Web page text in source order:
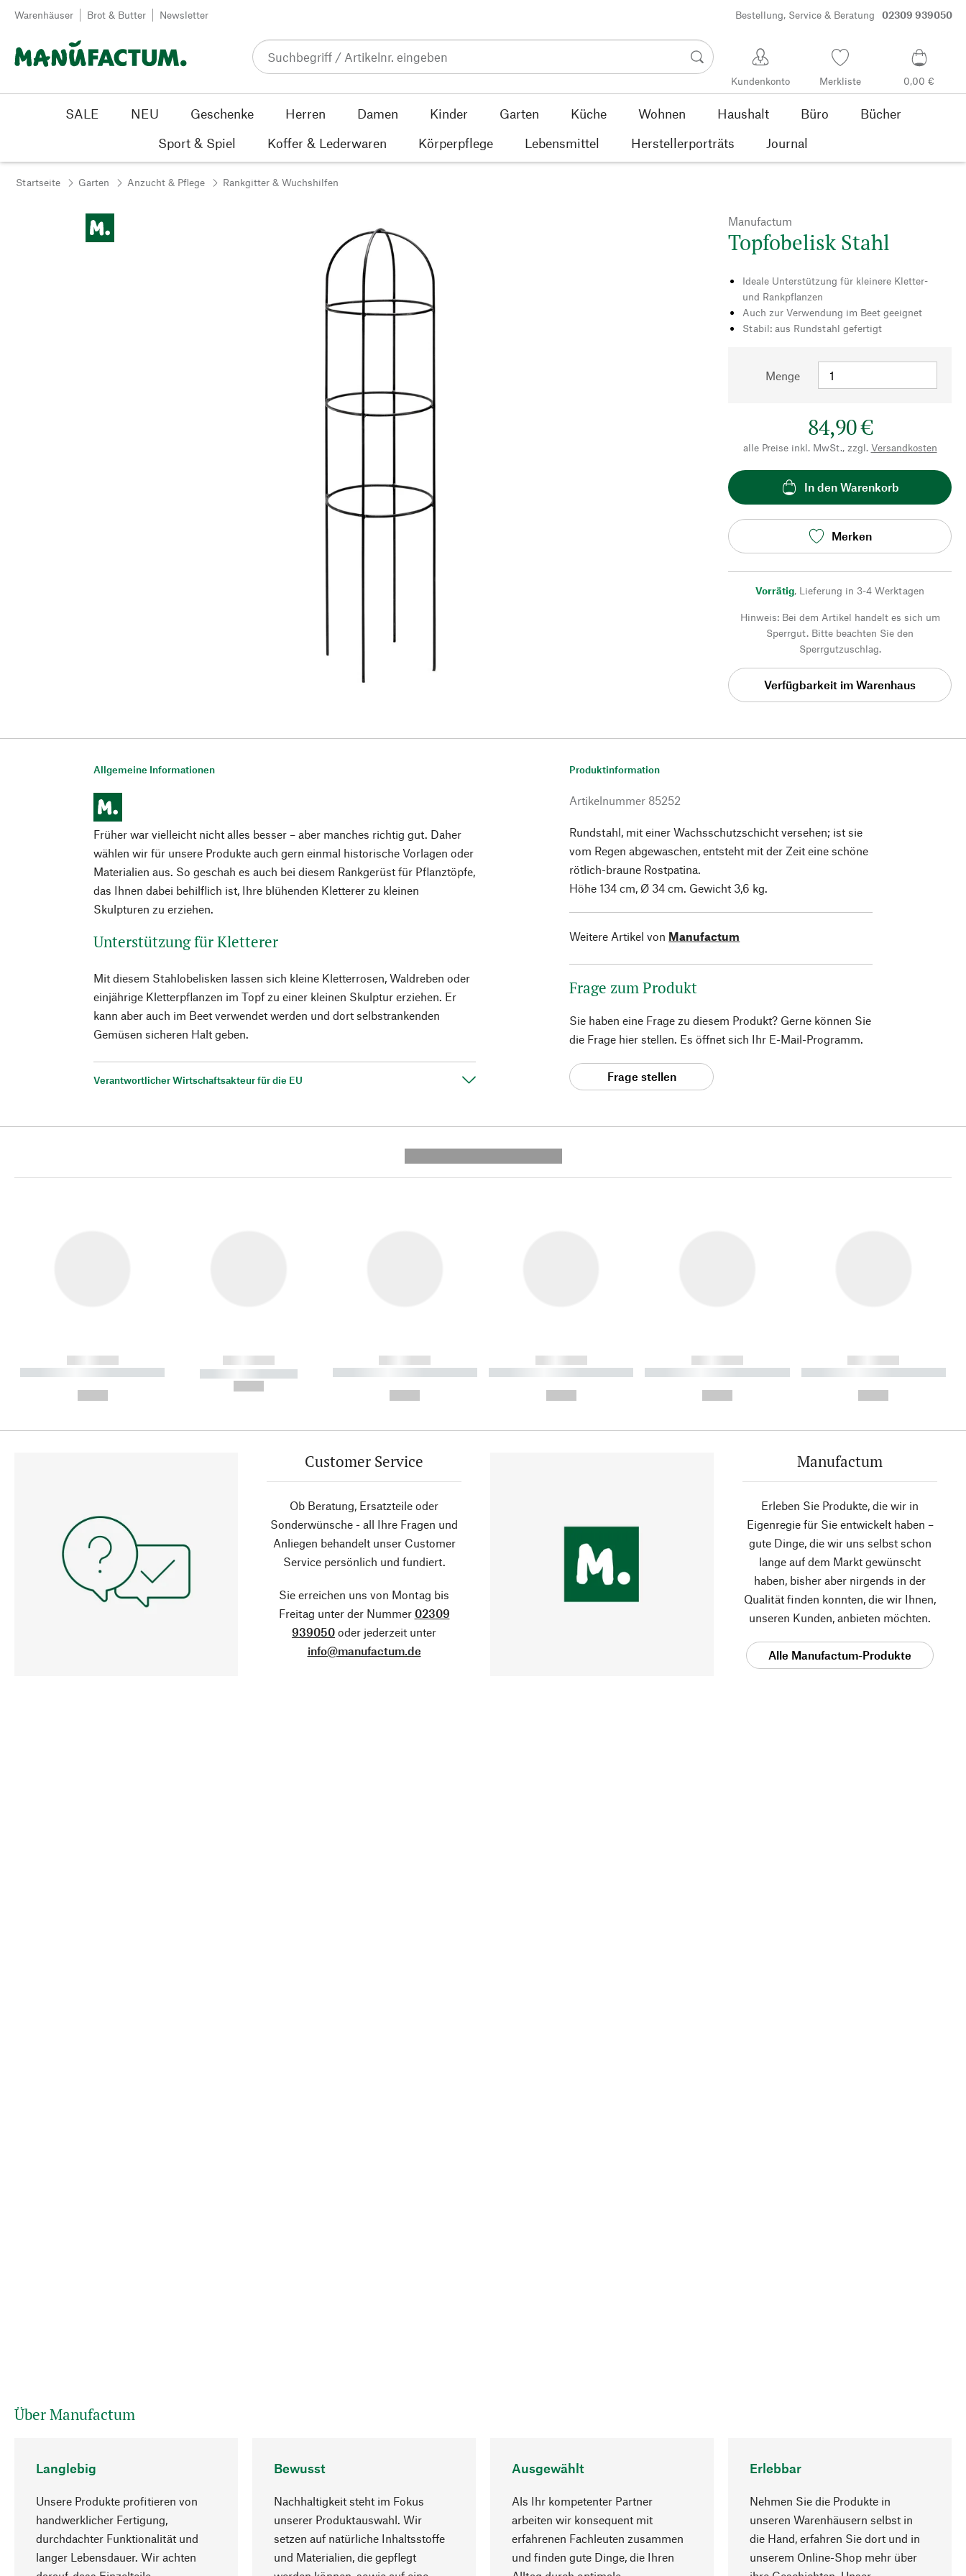
Zum Inhalt springen
Warenhäuser Brot & Butter Newsletter Bestellung, Service & Beratung 02309 939050
Kundenkonto Merkliste 0,00 €
SALE NEU Geschenke Herren Damen Kinder Garten Küche Wohnen Haushalt Büro
Bücher
Sport & Spiel
Koffer & Lederwaren Körperpflege Lebensmittel Herstellerporträts Journal
Startseite Garten Anzucht & Pflege Rankgitter & Wuchshilfen
Manufactum
Topfobelisk Stahl
Ideale Unterstützung für kleinere Kletter-
und Rankpflanzen
Auch zur Verwendung im Beet geeignet
Stabil: aus Rundstahl gefertigt
Menge
84,90 €
alle Preise inkl. MwSt., zzgl. Versandkosten
In den Warenkorb
Merken
Vorrätig, Lieferung in 3-4 Werktagen
Hinweis: Bei dem Artikel handelt es sich um
Sperrgut. Bitte beachten Sie den
Sperrgutzuschlag.
Verfügbarkeit im Warenhaus
Allgemeine Informationen
Früher war vielleicht nicht alles besser – aber manches richtig gut. Daher
wählen wir für unsere Produkte auch gern einmal historische Vorlagen oder
Materialien aus. So geschah es auch bei diesem Rankgerüst für Pflanztöpfe,
das Ihnen dabei behilflich ist, Ihre blühenden Kletterer zu kleinen
Skulpturen zu erziehen.
Unterstützung für Kletterer
Mit diesem Stahlobelisken lassen sich kleine Kletterrosen, Waldreben oder
einjährige Kletterpflanzen im Topf zu einer kleinen Skulptur erziehen. Er
kann aber auch im Beet verwendet werden und dort selbstrankenden
Gemüsen sicheren Halt geben.
Verantwortlicher Wirtschaftsakteur für die EU
Produktinformation
Artikelnummer 85252
Rundstahl, mit einer Wachsschutzschicht versehen; ist sie
vom Regen abgewaschen, entsteht mit der Zeit eine schöne
rötlich-braune Rostpatina.
Höhe 134 cm, Ø 34 cm. Gewicht 3,6 kg.
Weitere Artikel von Manufactum
Frage zum Produkt
Sie haben eine Frage zu diesem Produkt? Gerne können Sie
die Frage hier stellen. Es öffnet sich Ihr E-Mail-Programm.
Frage stellen
------------
----------- ----------- ----------
------------
----------- -----------
------------
----------- ----------- ----------
------------
----------- ----------- ----------
------------
----------- ----------- ----------
------------
----------- ----------- ----------
Customer Service
Ob Beratung, Ersatzteile oder
Sonderwünsche - all Ihre Fragen und
Anliegen behandelt unser Customer
Service persönlich und fundiert.
Sie erreichen uns von Montag bis
Freitag unter der Nummer 02309
939050 oder jederzeit unter
info@manufactum.de
Manufactum
Erleben Sie Produkte, die wir in
Eigenregie für Sie entwickelt haben –
gute Dinge, die wir uns selbst schon
lange auf dem Markt gewünscht
haben, bisher aber nirgends in der
Qualität finden konnten, die wir Ihnen,
unseren Kunden, anbieten möchten.
Alle Manufactum-Produkte
Über Manufactum
Langlebig
Unsere Produkte profitieren von
handwerklicher Fertigung,
durchdachter Funktionalität und
langer Lebensdauer. Wir achten
Bewusst
Nachhaltigkeit steht im Fokus
unserer Produktauswahl. Wir
setzen auf natürliche Inhaltsstoffe
und Materialien, die gepflegt
Ausgewählt
Als Ihr kompetenter Partner
arbeiten wir konsequent mit
erfahrenen Fachleuten zusammen
und finden gute Dinge, die Ihren
Erlebbar
Nehmen Sie die Produkte in
unseren Warenhäusern selbst in
die Hand, erfahren Sie dort und in
unserem Online-Shop mehr über